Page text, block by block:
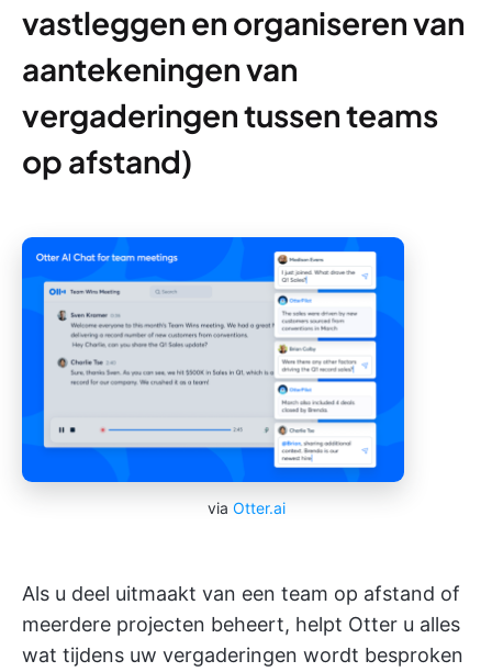
vastleggen en organiseren van
aantekeningen van
vergaderingen tussen teams
op afstand)
via Otter.ai
Als u deel uitmaakt van een team op afstand of
meerdere projecten beheert, helpt Otter u alles
wat tijdens uw vergaderingen wordt besproken